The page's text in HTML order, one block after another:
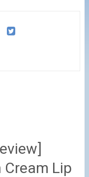
Cream Lip